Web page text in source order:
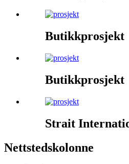
Butikkprosjekt
Butikkprosjekt
Strait
Nettstedskolonne